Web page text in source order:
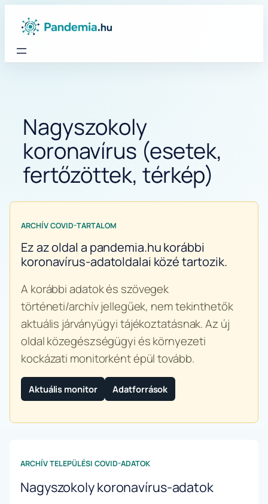
Nagyszokoly
koronavírus (esetek,
fertőzöttek, térkép)
ARCHÍV COVID-TARTALOM
Ez az oldal a pandemia.hu korábbi
koronavírus-adatoldalai közé tartozik.
A korábbi adatok és szövegek
történeti/archív jellegűek, nem tekinthetők
aktuális járványügyi tájékoztatásnak. Az új
oldal közegészségügyi és környezeti
kockázati monitorként épül tovább.
Aktuális monitor Adatforrások
ARCHÍV TELEPÜLÉSI COVID-ADATOK
Nagyszokoly koronavírus-adatok